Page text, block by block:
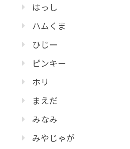
はっし
ハムくま
ひじー
ピンキー
ホリ
まえだ
みなみ
みやじゃが